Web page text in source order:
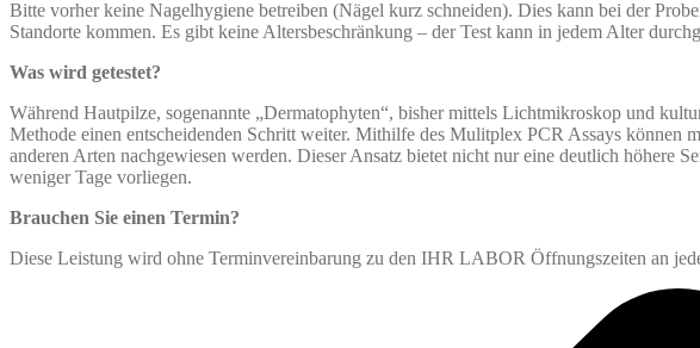
Bitte vorher keine Nagelhygiene betreiben (Nägel kurz schneiden). Dies kann bei der
Standorte kommen. Es gibt keine Altersbeschränkung – der Test kann in jedem Alter
Was wird getestet?
Während Hautpilze, sogenannte „Dermatophyten“, bisher mittels Lichtmikroskop und
Methode einen entscheidenden Schritt weiter. Mithilfe des Mulitplex PCR Assays
anderen Arten nachgewiesen werden. Dieser Ansatz bietet nicht nur eine deutlich höhere
weniger Tage vorliegen.
Brauchen Sie einen Termin?
Diese Leistung wird ohne Terminvereinbarung zu den IHR LABOR Öffnungszeiten an